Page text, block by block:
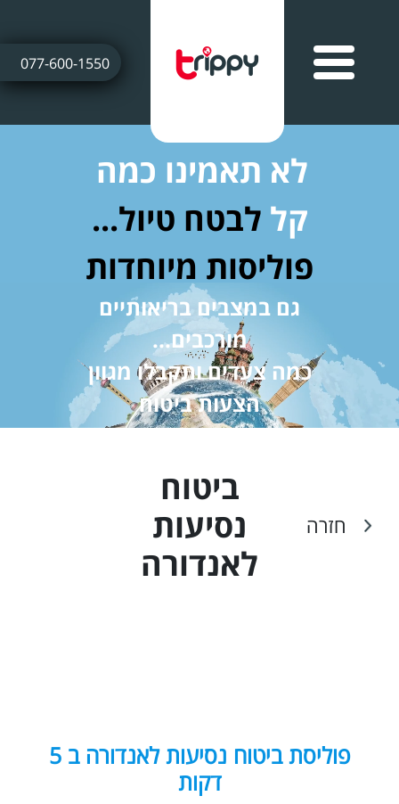
077-600-1550
לא תאמינו כמה
קל לבטח טיול...
פוליסות מיוחדות
גם במצבים בריאותיים
מורכבים...
כמה צעדים ותקבלו מגוון
הצעות ביטוח
חזרה
ביטוח
נסיעות
לאנדורה
פוליסת ביטוח נסיעות לאנדורה ב 5
דקות